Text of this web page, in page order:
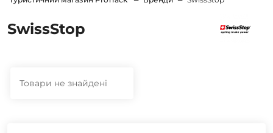
SwissStop
Товари не знайдені